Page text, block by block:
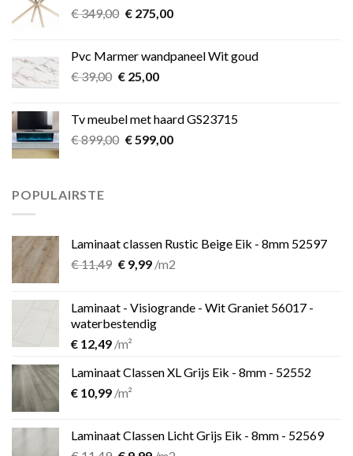
€349,00 Oorspronkelijke
€ 349,00.
€275,00Huidige
€ 275,00.
Pvc Marmer wandpaneel Wit goud
€39,00 Oorspronkelijke
€ 39,00.
€25,00Huidige
€ 25,00.
Tv meubel met haard GS23715
€899,00 Oorspronkelijke
€599,00Huidige
POPULAIRSTE
Laminaat classen Rustic Beige Eik - 8mm 52597
€11,49 Oorspronkelijke
€ 11,49.
€9,99Huidige
€ 9,99.
/m2
Laminaat - Visiogrande - Wit Graniet 56017 -
waterbestendig
€ 12,49 /m²
Laminaat Classen XL Grijs Eik - 8mm - 52552
€ 10,99 /m²
Laminaat Classen Licht Grijs Eik - 8mm - 52569